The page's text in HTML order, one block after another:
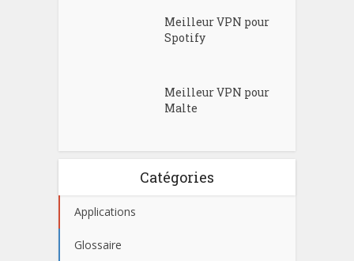
Meilleur VPN pour
Spotify
Meilleur VPN pour
Malte
Catégories
Applications
Glossaire